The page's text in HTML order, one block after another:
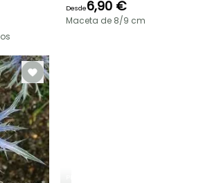
Desde6,90 €
Maceta de 8/9 cm